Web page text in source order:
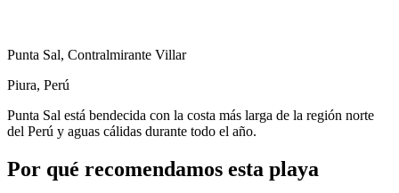
Punta Sal, Contralmirante Villar
Piura, Perú
Punta Sal está bendecida con la costa más larga de la región norte
del Perú y aguas cálidas durante todo el año.
Por qué recomendamos esta playa